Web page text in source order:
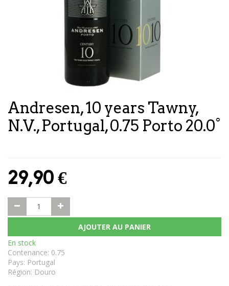
Andresen, 10 years Tawny,
N.V., Portugal, 0.75 Porto 20.0°
29,90€
AJOUTER AU PANIER
En stock
Contenance: 0.75
Pays: Portugal
Région: Douro